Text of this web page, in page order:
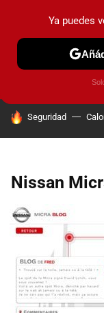
PRUEBAS
HOY SE HABLA DE
Seguridad
Nissan
Ya puedes